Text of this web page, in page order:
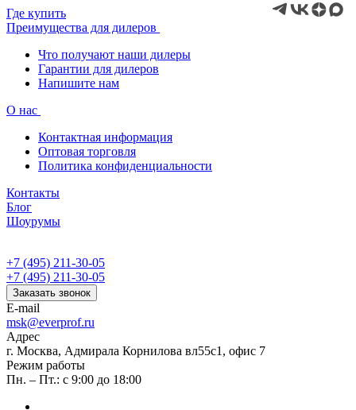
Где купить
Преимущества для дилеров
Что получают наши дилеры
Гарантии для дилеров
Напишите нам
О нас
Контактная информация
Оптовая торговля
Политика конфиденциальности
Контакты
Блог
Шоурумы
+7 (495) 211-30-05
+7 (495) 211-30-05
Заказать звонок
E-mail
msk@everprof.ru
Адрес
г. Москва, Адмирала Корнилова вл55с1, офис 7
Режим работы
Пн. – Пт.: с 9:00 до 18:00